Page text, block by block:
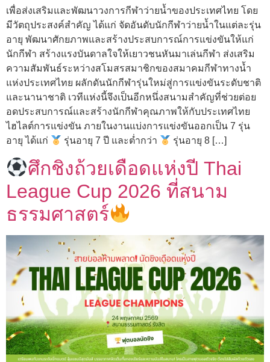
เพื่อส่งเสริมและพัฒนาวงการกีฬาว่ายน้ำของประเทศไทย โดย
มีวัตถุประสงค์สำคัญ ได้แก่ จัดอันดับนักกีฬาว่ายน้ำในแต่ละรุ่น
อายุ พัฒนาศักยภาพและสร้างประสบการณ์การแข่งขันให้แก่
นักกีฬา สร้างแรงบันดาลใจให้เยาวชนหันมาเล่นกีฬา ส่งเสริม
ความสัมพันธ์ระหว่างสโมสรสมาชิกของสมาคมกีฬาทางน้ำ
แห่งประเทศไทย ผลักดันนักกีฬารุ่นใหม่สู่การแข่งขันระดับชาติ
และนานาชาติ เวทีแห่งนี้จึงเป็นอีกหนึ่งสนามสำคัญที่ช่วยต่อย
อดประสบการณ์และสร้างนักกีฬาคุณภาพให้กับประเทศไทย
ไฮไลต์การแข่งขัน ภายในงานแบ่งการแข่งขันออกเป็น 7 รุ่น
อายุ ได้แก่
รุ่นอายุ 7 ปี และต่ำกว่า รุ่นอายุ 8 […]
ศึกชิงถ้วยเดือดแห่งปี Thai
League Cup 2026 ที่สนาม
ธรรมศาสตร์